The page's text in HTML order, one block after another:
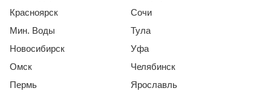
Красноярск
Мин. Воды
Новосибирск
Омск
Пермь
Сочи
Тула
Уфа
Челябинск
Ярославль